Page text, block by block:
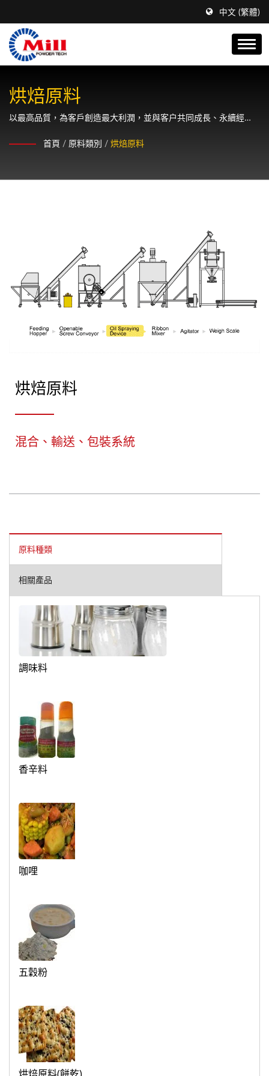
中文 (繁體)
烘焙原料
以最高品質，為客戶創造最大利潤，並與客户共同成長、永續經
首頁 / 原料類別 / 烘焙原料
烘焙原料
混合、輸送、包裝系統
原料種類
相關產品
調味料
香辛料
咖哩
五穀粉